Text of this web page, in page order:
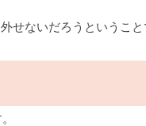
せないだろうということ